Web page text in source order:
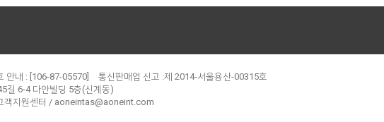
안내 : [106-87-05570]
통신판매업 신고 :제 2014-서울용산-00315호
길 6-4 다안빌딩 5층(신계동)
객지원센터 / aoneintas@aoneint.com